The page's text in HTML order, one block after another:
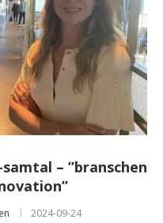
– ”branschen
2024-09-24